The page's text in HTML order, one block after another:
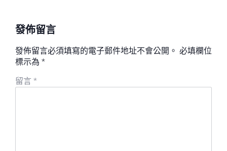
發佈留言
發佈留言必須填寫的電子郵件地址不會公開。 必填欄位
標示為 *
留言 *